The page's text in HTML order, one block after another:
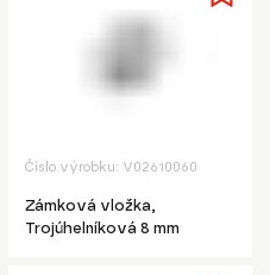
Číslo výrobku: V02610060
Zámková vložka,
Trojúhelníková 8 mm